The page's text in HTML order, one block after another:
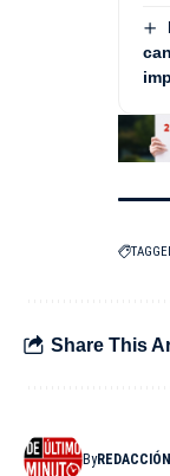
Share This
By